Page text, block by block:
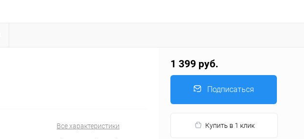
Все характеристики
1 399 руб.
Подписаться
Купить в 1 клик